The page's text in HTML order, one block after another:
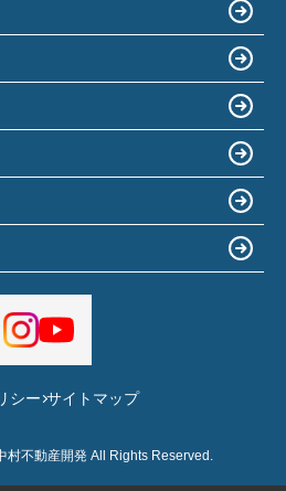
シー サイトマップ
村不動産開発 All Rights Reserved.